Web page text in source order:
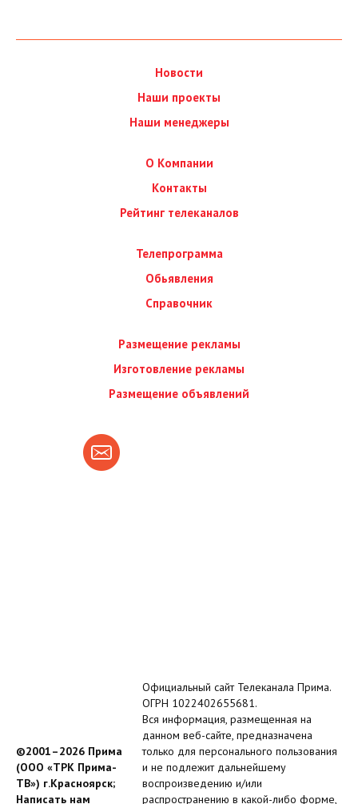
Новости
Наши проекты
Наши менеджеры
О Компании
Контакты
Рейтинг телеканалов
Телепрограмма
Обьявления
Справочник
Размещение рекламы
Изготовление рекламы
Размещение объявлений
©2001–2026 Прима
(ООО «ТРК Прима-
ТВ») г.Красноярск;
Написать нам
Официальный сайт Телеканала Прима.
ОГРН 1022402655681.
Вся информация, размещенная на
данном веб-сайте, предназначена
только для персонального пользования
и не подлежит дальнейшему
воспроизведению и/или
распространению в какой-либо форме,